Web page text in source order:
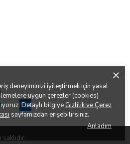
deneyiminizi iyileştirmek için yasal
uygun çerezler (cookies)
Detaylı bilgiye Gizlilik ve Çerez
sayfamızdan erişebilirsiniz.
Anladım